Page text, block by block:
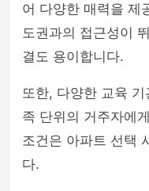
어 다양한 매력을 제
도권과의 접근성이
결도 용이합니다.
또한, 다양한 교육
족 단위의 거주자에
조건은 아파트 선택
다.